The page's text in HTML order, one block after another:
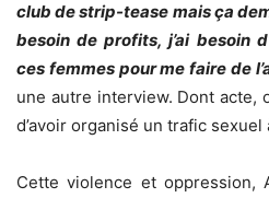
club de strip-tease mais ça
besoin de profits, j’ai besoin
ces femmes pour me faire de
une autre interview. Dont acte,
d’avoir organisé un trafic
Cette violence et oppression,